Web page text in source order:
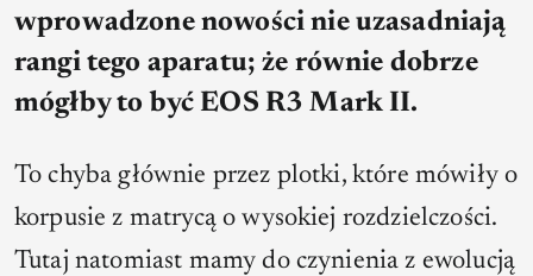
wprowadzone nowości nie uzasadniają
rangi tego aparatu; że równie dobrze
mógłby to być EOS R3 Mark II.
To chyba głównie przez plotki, które mówiły o
korpusie z matrycą o wysokiej rozdzielczości.
Tutaj natomiast mamy do czynienia z ewolucją